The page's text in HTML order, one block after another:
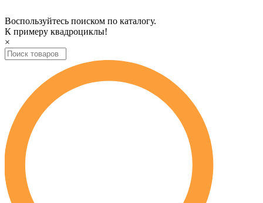
Воспользуйтесь поиском по каталогу.
К примеру квадроциклы!
×